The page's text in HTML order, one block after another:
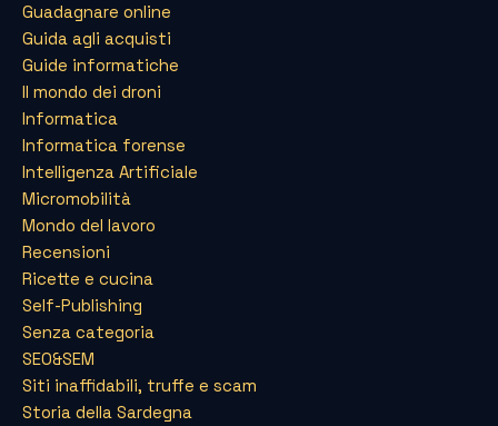
Guadagnare online
Guida agli acquisti
Guide informatiche
Il mondo dei droni
Informatica
Informatica forense
Intelligenza Artificiale
Micromobilità
Mondo del lavoro
Recensioni
Ricette e cucina
Self-Publishing
Senza categoria
SEO&SEM
Siti inaffidabili, truffe e scam
Storia della Sardegna